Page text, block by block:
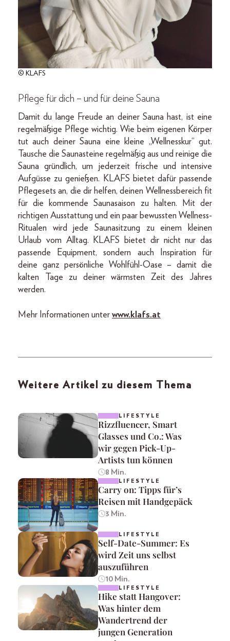
© KLAFS
Pflege für dich – und für deine Sauna
Damit du lange Freude an deiner Sauna hast, ist eine
regelmäßige Pflege wichtig. Wie beim eigenen Körper
tut auch deiner Sauna eine kleine „Wellnesskur“ gut.
Tausche die Saunasteine regelmäßig aus und reinige die
Sauna gründlich, um jederzeit frische und intensive
Aufgüsse zu genießen. KLAFS bietet dafür passende
Pflegesets an, die dir helfen, deinen Wellnessbereich fit
für die kommende Saunasaison zu halten. Mit der
richtigen Ausstattung und ein paar bewussten Wellness-
Ritualen wird jede Saunasitzung zu einem kleinen
Urlaub vom Alltag. KLAFS bietet dir nicht nur das
passende Equipment, sondern auch Inspiration für
deine ganz persönliche Wohlfühl-Oase – damit die
kalten Tage zu deiner wärmsten Zeit des Jahres
werden.
Mehr Informationen unter www.klafs.at
Weitere Artikel zu diesem Thema
LIFESTYLE
Rizzfluencer, Smart
Glasses und Co.: Was
wir gegen Pick-Up-
Artists tun können
8 Min.
LIFESTYLE
Carry on: Tipps für’s
Reisen mit Handgepäck
3 Min.
LIFESTYLE
Self-Date-Summer: Es
wird Zeit uns selbst
auszuführen
10 Min.
LIFESTYLE
Hike statt Hangover:
Was hinter dem
Wandertrend der
jungen Generation